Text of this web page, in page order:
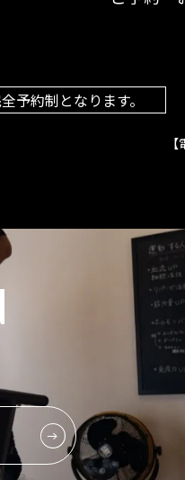
予約制となります。